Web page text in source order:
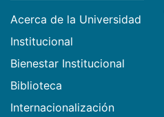
Acerca de la Universidad
Institucional
Bienestar Institucional
Biblioteca
Internacionalización